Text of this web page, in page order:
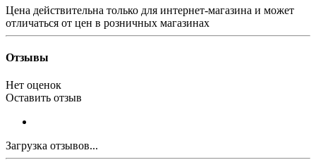
Цена действительна только для интернет-магазина и может
отличаться от цен в розничных магазинах
Отзывы
Нет оценок
Оставить отзыв
Загрузка отзывов...